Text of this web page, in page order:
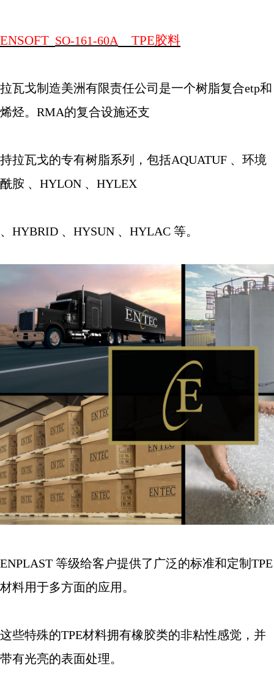
ENSOFT SO-161-60A TPE胶料
拉瓦戈制造美洲有限责任公司是一个树脂复合etp和
烯烃。 RMA的复合设施还支
持拉瓦戈的专有树脂系列，包括AQUATUF 、环境
酰胺 、 HYLON 、 HYLEX
、 HYBRID 、 HYSUN 、 HYLAC 等。
ENPLAST 等级给客户提供了广泛的标准和定制 TPE
材料用于多方面的应用。
这些特殊的TPE材料拥有橡胶类的非粘性感觉，并
带有光亮的表面处理。